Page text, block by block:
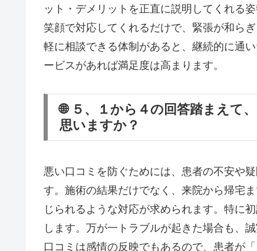
ット・デメリットを正直に説明してくれる
笑顔で対応してくれるだけで、緊張が和ら
軽に相談できる体制があると、継続的に通
ービスがあれば満足度は高まります。
🌐 ５、１から４の回答踏まえて
思いますか？
悪い口コミを防ぐためには、患者の不安や
す。施術の結果だけでなく、来院から帰宅
じられるような対応が求められます。特に
します。万が一トラブルが起きた場合も、
口コミは感情の反映でもあるので、患者が